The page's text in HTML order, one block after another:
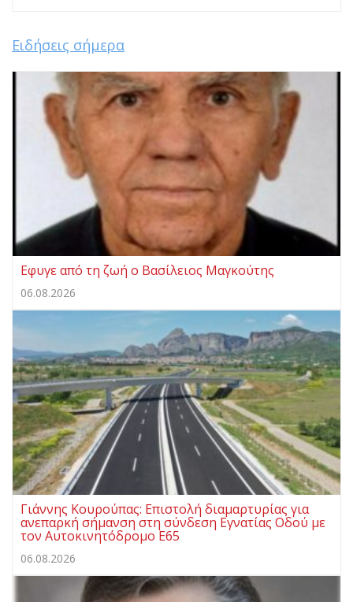
Ειδήσεις σήμερα
Eφυγε από τη ζωή ο Βασίλειος Μαγκούτης
06.08.2026
Γιάννης Κουρούπας: Επιστολή διαμαρτυρίας για
ανεπαρκή σήμανση στη σύνδεση Εγνατίας Οδού με
τον Αυτοκινητόδρομο Ε65
06.08.2026